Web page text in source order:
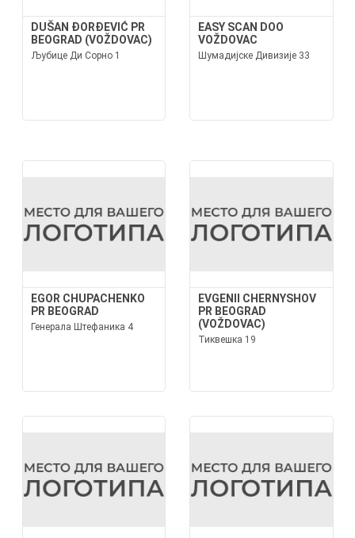
DUŠAN ĐORĐEVIĆ PR
BEOGRAD (VOŽDOVAC)
Љубице Ди Сорно 1
EASY SCAN DOO
VOŽDOVAC
Шумадијске Дивизије 33
EGOR CHUPACHENKO
PR BEOGRAD
Генерала Штефаника 4
EVGENII CHERNYSHOV
PR BEOGRAD
(VOŽDOVAC)
Тиквешка 19